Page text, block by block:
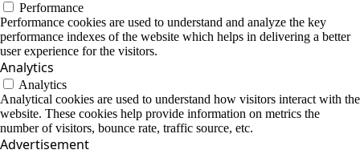
Performance
Performance cookies are used to understand and analyze the key
performance indexes of the website which helps in delivering a better
user experience for the visitors.
Analytics
Analytics
Analytical cookies are used to understand how visitors interact with the
website. These cookies help provide information on metrics the
number of visitors, bounce rate, traffic source, etc.
Advertisement